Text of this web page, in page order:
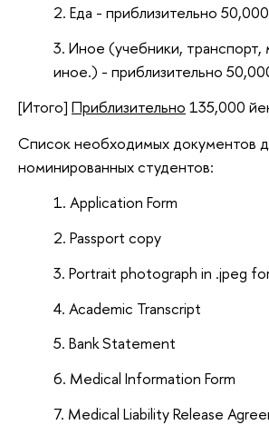
Еда - приблизительно
Иное (учебники, транспорт,
иное.) - приблизительно
[Итого] Приблизительно 135,000
Список необходимых документов
номинированных студентов:
Application Form
Passport copy
Portrait photograph in .jpeg
Academic Transcript
Bank Statement
Medical Information Form
Medical Liability Release